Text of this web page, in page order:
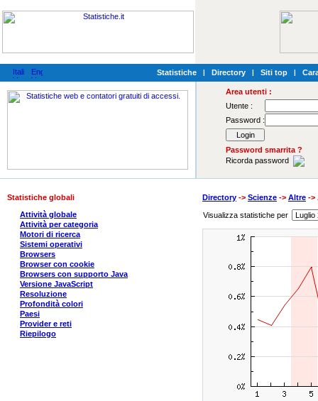
Statistiche | Directory | Siti top |
Area utenti :
Utente :
Password :
Password smarrita ?
Ricorda password
Statistiche globali
Attività globale
Attività per categoria
Motori di ricerca
Sistemi operativi
Browsers
Browser con cookie
Browsers con supporto Java
Versione JavaScript
Resoluzione
Profondità colori
Paesi
Provider e reti
Riepilogo
Directory -> Scienze -> Altre ->
Visualizza statistiche per